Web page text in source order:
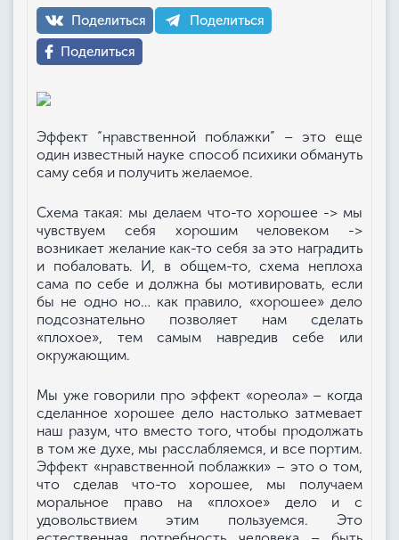
Поделиться
Поделиться
Поделиться
Эффект “нравственной поблажки” – это еще
один известный науке способ психики обмануть
саму себя и получить желаемое.
Схема такая: мы делаем что-то хорошее -> мы
чувствуем себя хорошим человеком ->
возникает желание как-то себя за это наградить
и побаловать. И, в общем-то, схема неплоха
сама по себе и должна бы мотивировать, если
бы не одно но… как правило, «хорошее» дело
подсознательно позволяет нам сделать
«плохое», тем самым навредив себе или
окружающим.
Мы уже говорили про эффект «ореола» – когда
сделанное хорошее дело настолько затмевает
наш разум, что вместо того, чтобы продолжать
в том же духе, мы расслабляемся, и все портим.
Эффект «нравственной поблажки» – это о том,
что сделав что-то хорошее, мы получаем
моральное право на «плохое» дело и с
удовольствием этим пользуемся. Это